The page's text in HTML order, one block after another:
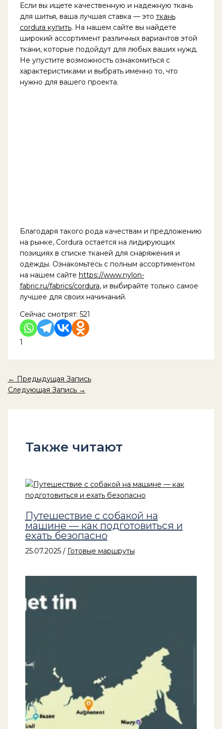
Если вы ищете качественную и надежную ткань
для шитья, ваша лучшая ставка — это ткань
cordura купить. На нашем сайте вы найдете
широкий ассортимент различных вариантов этой
ткани, которые подойдут для любых ваших нужд.
Не упустите возможность ознакомиться с
характеристиками и выбрать именно то, что
нужно для вашего проекта.
Благодаря такого рода качествам и предложению
на рынке, Cordura остается на лидирующих
позициях в списке тканей для снаряжения и
одежды. Ознакомьтесь с полным ассортиментом
на нашем сайте https://www.nylon-
fabric.ru/fabrics/cordura, и выбирайте только самое
лучшее для своих начинаний.
Сейчас смотрят: 521
1
← Предыдущая Запись
Следующая Запись →
Также читают
Путешествие с собакой на
машине — как подготовиться и
ехать безопасно
25.07.2025 / Готовые маршруты